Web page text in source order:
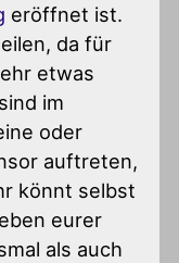
eröffnet ist.
da für
etwas
im
oder
auftreten,
könnt selbst
eurer
als auch